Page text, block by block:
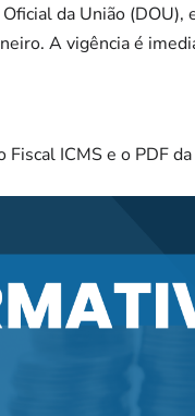
da União
A vigência é
ICMS e o PDF